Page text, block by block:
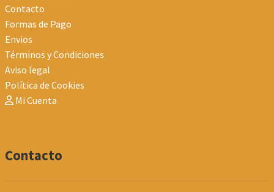
Contacto
Formas de Pago
Envios
Términos y Condiciones
Aviso legal
Política de Cookies
Mi Cuenta
Contacto